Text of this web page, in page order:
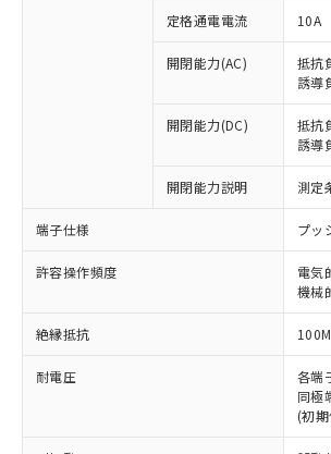
定格通電電流 10A
開閉能力(AC)
抵抗
誘導
開閉能力(DC)
抵抗
誘導
開閉能力説明 測定
端子仕様 プッ
許容操作頻度
電気
機械
絶縁抵抗
耐電圧
各端
同極
(初
ご利用条件
以下の条件をお読みいただき、
ご利用ください。
本サービスは、当社制御機
商品の当社在庫状況および
(税抜)を提供させていただ
当社制御機器事業取扱商品
本サービスの対象外となる
ことをご了承ください。
在庫状況および標準価格照
記載している更新日時点で
タに基づき作成されるもの
覧された時点での実際の在
準価格とは異なる場合があ
対応予定：EU RoHS指令（10物
有に対応した製品に切り替える
対応予定なし：EU RoHS指令（
非含有に非対応の商品で、対応
定はありません。
調査・確認中：EU RoHS指令（
非含有の対応状況を調査中また
非該当品：ライセンス料など無形
害物質有無と関係のない商品です
仕入先様の事情により、非含有部
いたものが、含有品と判明した
むを得ず変更することがあります
鉛(Pb) 1000ppm以下、 水銀(Hg)
六価クロム(Cr(Ⅵ)) 1000ppm以下、ポリ臭
類(PBB) 1000ppm以下、ポリ臭化ジフェニ
(PBDE) 1000ppm以下、フタル酸ビス(2-エ
※1 中国RoHS○×表
「○」：最大均質材料含有率が中
基準値以下であることを示します
「×」：最大均質材料含有率が中
基準値を超えていることを示しま
「－」：未確認です。当社販売
い合わせください。
*中国RoHS10物質の基準値 (GB/T26572)：
Pb(鉛) :1000ppm、 Hg(水銀) : 1000ppm、
Cr(Ⅵ)(六価クロム) : 1000ppm、 PBBs(ポリ
当社は、これら貴社製品の
為替および外国貿易法に定
（以下｢規制貨物等」とい
国政府の輸出許可(または役
可)を取得するなどの必要な